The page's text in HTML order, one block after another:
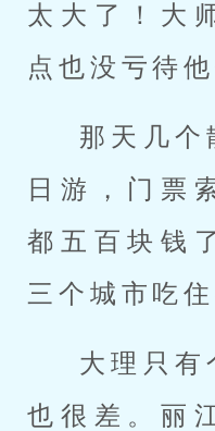
太大了！大
点也没亏待他
那天几个
日游，门票
都五百块钱
三个城市吃
大理只有
也很差。丽